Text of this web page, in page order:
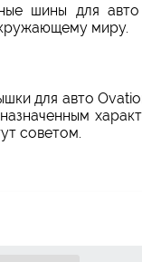
шины для
миру.
для авто
советом.